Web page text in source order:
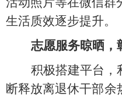
生活质效逐步提升。
志愿服务晾晒，
积极搭建平台，
断释放离退休干部